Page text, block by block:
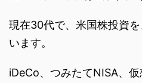
現在30代で、米国株投資
います。
iDeCo、つみたてNISA、